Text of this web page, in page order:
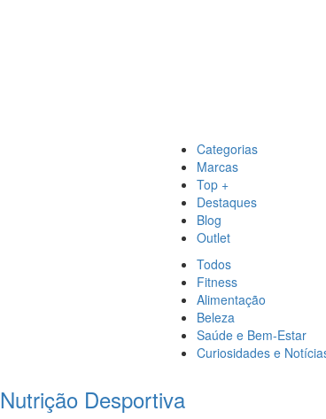
Categorias
Marcas
Top +
Destaques
Blog
Outlet
Todos
Fitness
Alimentação
Beleza
Saúde e Bem-Estar
Curiosidades e
Nutrição Desportiva